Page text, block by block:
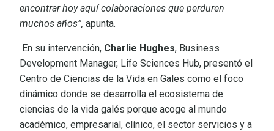
encontrar hoy aquí colaboraciones que perduren
muchos años”, apunta.
En su intervención, Charlie Hughes, Business
Development Manager, Life Sciences Hub, presentó el
Centro de Ciencias de la Vida en Gales como el foco
dinámico donde se desarrolla el ecosistema de
ciencias de la vida galés porque acoge al mundo
académico, empresarial, clínico, el sector servicios y a